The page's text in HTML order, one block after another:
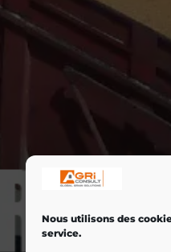
Nous utilisons des
service.